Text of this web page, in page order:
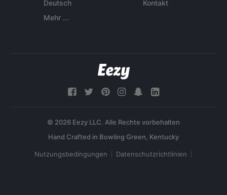
Deutsch
Mehr ...
Kontakt
© 2026 Eezy LLC. Alle Rechte vorbehalten
Nutzungsbedingungen Datenschutzrichtlinien